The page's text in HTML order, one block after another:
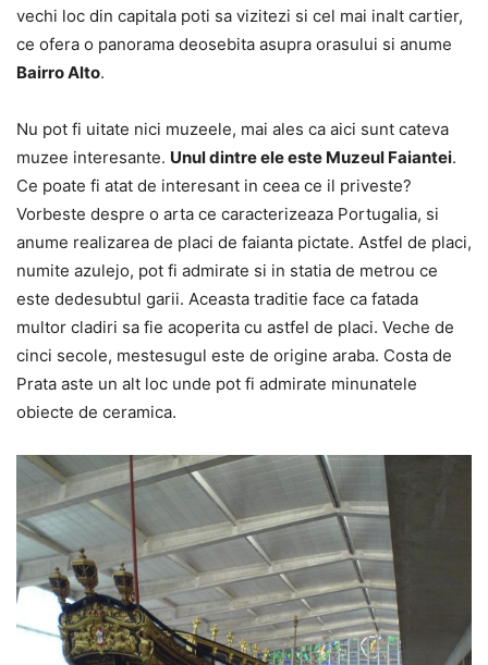
vechi loc din capitala poti sa vizitezi si cel mai inalt cartier,
ce ofera o panorama deosebita asupra orasului si anume
Bairro Alto.
Nu pot fi uitate nici muzeele, mai ales ca aici sunt cateva
muzee interesante. Unul dintre ele este Muzeul Faiantei.
Ce poate fi atat de interesant in ceea ce il priveste?
Vorbeste despre o arta ce caracterizeaza Portugalia, si
anume realizarea de placi de faianta pictate. Astfel de placi,
numite azulejo, pot fi admirate si in statia de metrou ce
este dedesubtul garii. Aceasta traditie face ca fatada
multor cladiri sa fie acoperita cu astfel de placi. Veche de
cinci secole, mestesugul este de origine araba. Costa de
Prata aste un alt loc unde pot fi admirate minunatele
obiecte de ceramica.